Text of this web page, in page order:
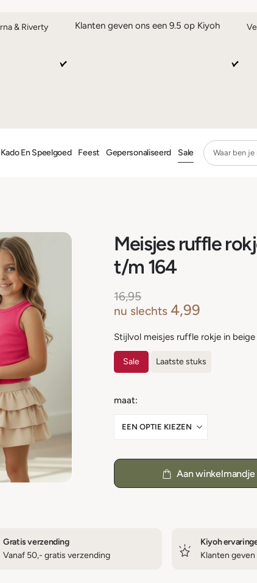
& Riverty Klanten geven ons een 9.5 op Kiyoh
Kado En Speelgoed Feest Gepersonaliseerd Sale
Meisjes ruffle
t/m 164
16,95
nu slechts 4,99
Stijlvol meisjes ruffle rokje in
Sale Laatste stuks
maat
Aan
Gratis verzending
Vanaf 50,- gratis verzending
Kiyoh
Klanten